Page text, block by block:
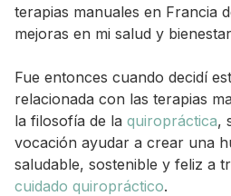
terapias manuales en Francia
mejoras en mi salud y
Fue entonces cuando decidí
relacionada con las terapias
la filosofía de la quiropráctica,
vocación ayudar a crear una
saludable, sostenible y feliz a
cuidado quiropráctico.